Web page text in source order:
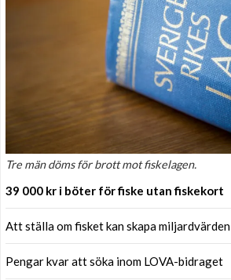
Tre män döms för brott mot fiskelagen.
39 000 kr i böter för fiske utan fiskekort
Att ställa om fisket kan skapa miljardvärden
Pengar kvar att söka inom LOVA-bidraget